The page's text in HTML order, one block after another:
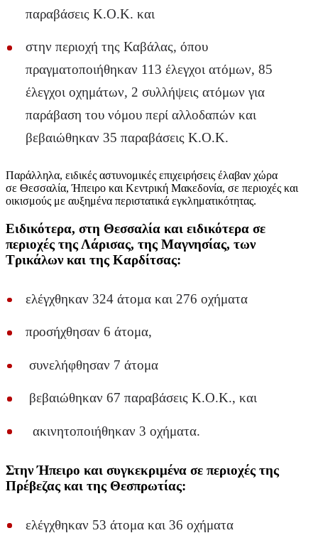
παραβάσεις Κ.Ο.Κ. και
στην περιοχή της Καβάλας, όπου
πραγματοποιήθηκαν 113 έλεγχοι ατόμων, 85
έλεγχοι οχημάτων, 2 συλλήψεις ατόμων για
παράβαση του νόμου περί αλλοδαπών και
βεβαιώθηκαν 35 παραβάσεις Κ.Ο.Κ.
Παράλληλα, ειδικές αστυνομικές επιχειρήσεις έλαβαν χώρα
σε Θεσσαλία, Ήπειρο και Κεντρική Μακεδονία, σε περιοχές και
οικισμούς με αυξημένα περιστατικά εγκληματικότητας.
Ειδικότερα, στη Θεσσαλία και ειδικότερα σε
περιοχές της Λάρισας, της Μαγνησίας, των
Τρικάλων και της Καρδίτσας:
ελέγχθηκαν 324 άτομα και 276 οχήματα
προσήχθησαν 6 άτομα,
συνελήφθησαν 7 άτομα
βεβαιώθηκαν 67 παραβάσεις Κ.Ο.Κ., και
ακινητοποιήθηκαν 3 οχήματα.
Στην Ήπειρο και συγκεκριμένα σε περιοχές της
Πρέβεζας και της Θεσπρωτίας:
ελέγχθηκαν 53 άτομα και 36 οχήματα